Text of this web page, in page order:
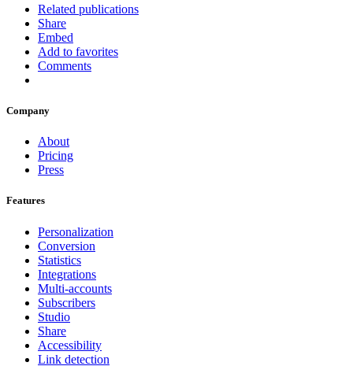
Related publications
Share
Embed
Add to favorites
Comments
Company
About
Pricing
Press
Features
Personalization
Conversion
Statistics
Integrations
Multi-accounts
Subscribers
Studio
Share
Accessibility
Link detection